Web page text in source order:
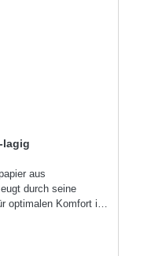
lagig
aus
durch seine
optimalen Komfort im